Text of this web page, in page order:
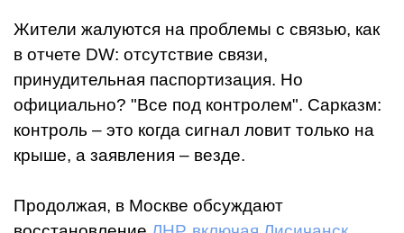
Жители жалуются на проблемы с связью, как
в отчете DW: отсутствие связи,
принудительная паспортизация. Но
официально? "Все под контролем". Сарказм:
контроль – это когда сигнал ловит только на
крыше, а заявления – везде.
Продолжая, в Москве обсуждают